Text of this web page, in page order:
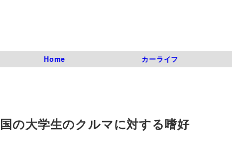
Home カーライフ
の大学生のクルマに対する嗜好